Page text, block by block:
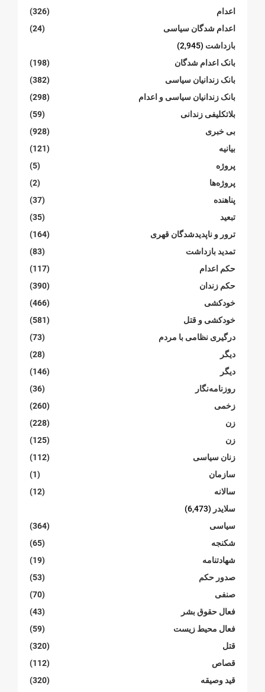
اعدام
(326)
اعدام شدگان سیاسی
(24)
بازداشت (2,945)
بانک اعدام شدگان
(198)
بانک زندانیان سیاسی
(382)
بانک زندانیان سیاسی و اعدام
(298)
بلاتکلیفی زندانی
(59)
بی خبری
(928)
بیانیە
(121)
پروژە
(5)
پروژەها
(2)
پناهنده
(37)
تبعید
(35)
ترور و ناپدیدشدگان قهری
(164)
تمدید بازداشت
(83)
حکم اعدام
(117)
حکم زندان
(390)
خودکشی
(466)
خودکشی و قتل
(581)
درگیری نظامی با مردم
(73)
دیگر
(28)
دیگر
(146)
روزنامەنگار
(36)
زخمی
(260)
زن
(228)
زن
(125)
زنان سیاسی
(112)
سازمان
(1)
سالانە
(12)
سلایدر (6,473)
سیاسی
(364)
شکنجە
(65)
شهادتنامە
(19)
صدور حکم
(53)
صنفی
(70)
فعال حقوق بشر
(43)
فعال محیط زیست
(59)
قتل
(320)
قصاص
(112)
قید وصیقه
(320)